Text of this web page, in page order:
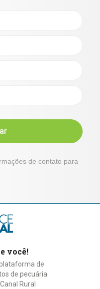
de contato para
você!
de
de pecuária
Rural